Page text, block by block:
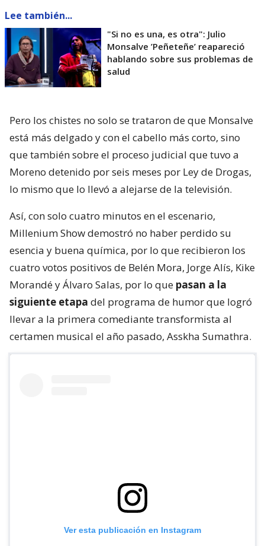
Lee también...
"Si no es una, es otra": Julio
Monsalve ’Peñeteñe’ reapareció
hablando sobre sus problemas de
salud
Pero los chistes no solo se trataron de que Monsalve
está más delgado y con el cabello más corto, sino
que también sobre el proceso judicial que tuvo a
Moreno detenido por seis meses por Ley de Drogas,
lo mismo que lo llevó a alejarse de la televisión.
Así, con solo cuatro minutos en el escenario,
Millenium Show demostró no haber perdido su
esencia y buena química, por lo que recibieron los
cuatro votos positivos de Belén Mora, Jorge Alís, Kike
Morandé y Álvaro Salas, por lo que pasan a la
siguiente etapa del programa de humor que logró
llevar a la primera comediante transformista al
certamen musical el año pasado, Asskha Sumathra.
Ver esta publicación en Instagram